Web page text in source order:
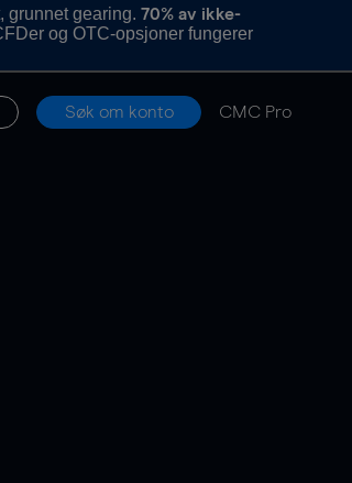
grunnet gearing.70% av ikke-
og OTC-opsjoner fungerer
Søk om konto CMC Pro